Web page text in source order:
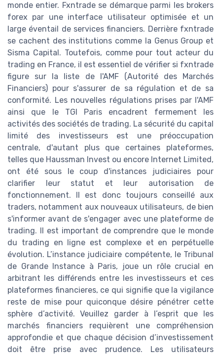
monde entier. Fxntrade se démarque parmi les brokers
forex par une interface utilisateur optimisée et un
large éventail de services financiers. Derrière fxntrade
se cachent des institutions comme la Genus Group et
Sisma Capital. Toutefois, comme pour tout acteur du
trading en France, il est essentiel de vérifier si fxntrade
figure sur la liste de l'AMF (Autorité des Marchés
Financiers) pour s'assurer de sa régulation et de sa
conformité. Les nouvelles régulations prises par l'AMF
ainsi que le TGI Paris encadrent fermement les
activités des sociétés de trading. La sécurité du capital
limité des investisseurs est une préoccupation
centrale, d'autant plus que certaines plateformes,
telles que Haussman Invest ou encore Internet Limited,
ont été sous le coup d'instances judiciaires pour
clarifier leur statut et leur autorisation de
fonctionnement. Il est donc toujours conseillé aux
traders, notamment aux nouveaux utilisateurs, de bien
s'informer avant de s'engager avec une plateforme de
trading. Il est important de comprendre que le monde
du trading en ligne est complexe et en perpétuelle
évolution. L’instance judiciaire compétente, le Tribunal
de Grande Instance à Paris, joue un rôle crucial en
arbitrant les différends entre les investisseurs et ces
plateformes financieres, ce qui signifie que la vigilance
reste de mise pour quiconque désire pénétrer cette
sphère d’activité. Veuillez garder à l’esprit que les
marchés financiers requièrent une compréhension
approfondie et que chaque décision d’investissement
doit être prise avec prudence. Les utilisateurs